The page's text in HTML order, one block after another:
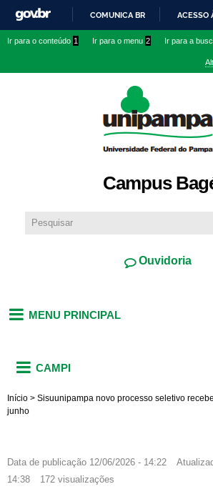
conteúdo
IR
O
COMUNICA BR ACESSO
Ir para o conteúdo 1 Ir para o menu 2 Ir para a
Campus
Ouvidoria
MENU PRINCIPAL
CAMPI
Início > Sisuunipampa novo processo seletivo
junho
Data de publicação 12/06/2026 - 14:22
14:38
172 visualizações